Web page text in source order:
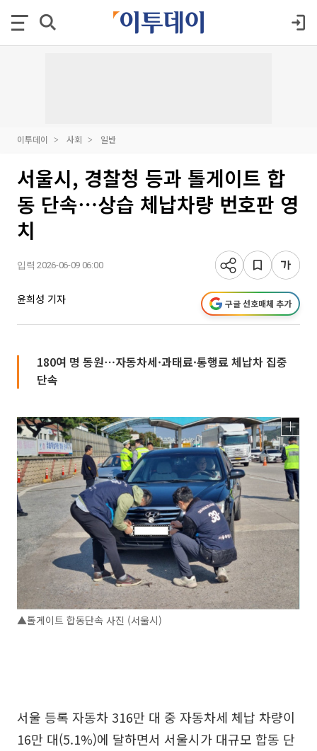
이투데이 사회 일반
서울시, 경찰청 등과 톨게이트 합
동 단속⋯상습 체납차량 번호판 영
치
입력 2026-06-09 06:00
윤희성 기자 구글 선호매체 추가
180여 명 동원⋯자동차세·과태료·통행료 체납차 집중
단속
▲톨게이트 합동단속 사진 (서울시)
서울 등록 자동차 316만 대 중 자동차세 체납 차량이
16만 대(5.1%)에 달하면서 서울시가 대규모 합동 단